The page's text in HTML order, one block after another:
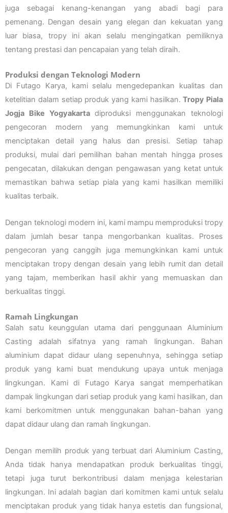
juga sebagai kenang-kenangan yang abadi bagi para
pemenang. Dengan desain yang elegan dan kekuatan yang
luar biasa, tropy ini akan selalu mengingatkan pemiliknya
tentang prestasi dan pencapaian yang telah diraih.
Produksi dengan Teknologi Modern
Di Futago Karya, kami selalu mengedepankan kualitas dan
ketelitian dalam setiap produk yang kami hasilkan.Tropy Piala
Jogja Bike Yogyakartadiproduksi menggunakan teknologi
pengecoran modern yang memungkinkan kami untuk
menciptakan detail yang halus dan presisi. Setiap tahap
produksi, mulai dari pemilihan bahan mentah hingga proses
pengecatan, dilakukan dengan pengawasan yang ketat untuk
memastikan bahwa setiap piala yang kami hasilkan memiliki
kualitas terbaik.
Dengan teknologi modern ini, kami mampu memproduksi tropy
dalam jumlah besar tanpa mengorbankan kualitas. Proses
pengecoran yang canggih juga memungkinkan kami untuk
menciptakan tropy dengan desain yang lebih rumit dan detail
yang tajam, memberikan hasil akhir yang memuaskan dan
berkualitas tinggi.
Ramah Lingkungan
Salah satu keunggulan utama dari penggunaan Aluminium
Casting adalah sifatnya yang ramah lingkungan. Bahan
aluminium dapat didaur ulang sepenuhnya, sehingga setiap
produk yang kami buat mendukung upaya untuk menjaga
lingkungan. Kami di Futago Karya sangat memperhatikan
dampak lingkungan dari setiap produk yang kami hasilkan, dan
kami berkomitmen untuk menggunakan bahan-bahan yang
dapat didaur ulang dan ramah lingkungan.
Dengan memilih produk yang terbuat dari Aluminium Casting,
Anda tidak hanya mendapatkan produk berkualitas tinggi,
tetapi juga turut berkontribusi dalam menjaga kelestarian
lingkungan. Ini adalah bagian dari komitmen kami untuk selalu
menciptakan produk yang tidak hanya estetis dan fungsional,